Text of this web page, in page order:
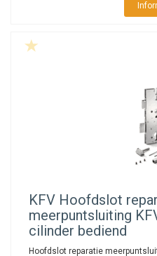
KFV Hoofdslot
meerpuntsluiting
cilinder bediend
Hoofdslot reparatie